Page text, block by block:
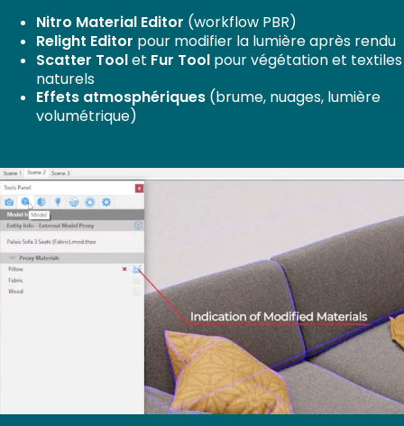
Nitro Material Editor (workflow PBR)
Relight Editor pour modifier la lumière après rendu
Scatter Tool et Fur Tool pour végétation et textiles
naturels
Effets atmosphériques (brume, nuages, lumière
volumétrique)